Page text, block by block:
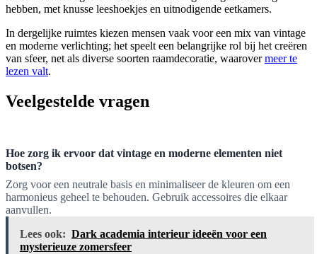
hebben, met knusse leeshoekjes en uitnodigende eetkamers.
In dergelijke ruimtes kiezen mensen vaak voor een mix van vintage
en moderne verlichting; het speelt een belangrijke rol bij het creëren
van sfeer, net als diverse soorten raamdecoratie, waarovermeer te
lezen valt.
Veelgestelde vragen
Hoe zorg ik ervoor dat vintage en moderne elementen niet
botsen?
Zorg voor een neutrale basis en minimaliseer de kleuren om een
harmonieus geheel te behouden. Gebruik accessoires die elkaar
aanvullen.
Lees ook: Dark academia interieur ideeën voor een
mysterieuze zomersfeer